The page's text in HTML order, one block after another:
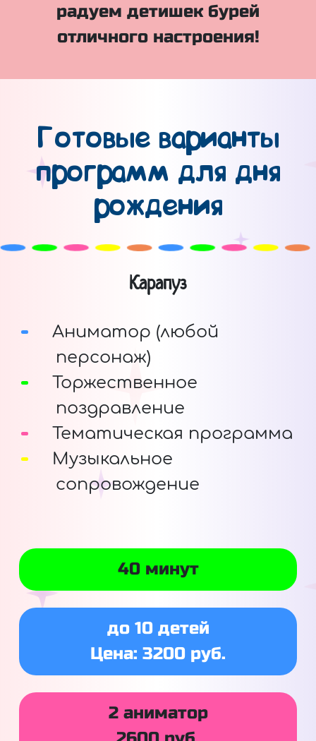
радуем детишек бурей
отличного настроения!
Готовые варианты
программ для дня
рождения
Карапуз
Аниматор (любой
персонаж)
Торжественное
поздравление
Тематическая программа
Музыкальное
сопровождение
40 минут
до 10 детей
Цена: 3200 руб.
2 аниматор